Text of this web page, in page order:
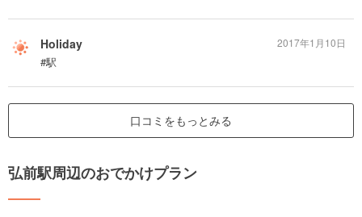
Holiday
#駅
2017年1月10日
口コミをもっとみる
弘前駅周辺のおでかけプラン